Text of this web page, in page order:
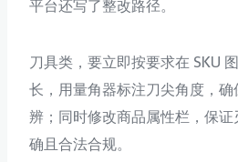
平台还写了整改路径。
刀具类，要立即按要求在 SKU
长，用量角器标注刀尖角度，
辨；同时修改商品属性栏，保
确且合法合规。